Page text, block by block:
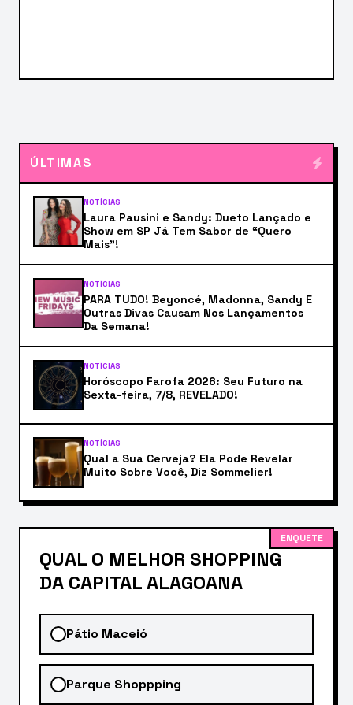
ÚLTIMAS
NOTÍCIAS
Laura Pausini e Sandy: Dueto Lançado e
Show em SP Já Tem Sabor de “Quero
Mais”!
NOTÍCIAS
PARA TUDO! Beyoncé, Madonna, Sandy E
Outras Divas Causam Nos Lançamentos
Da Semana!
NOTÍCIAS
Horóscopo Farofa 2026: Seu Futuro na
Sexta-feira, 7/8, REVELADO!
NOTÍCIAS
Qual a Sua Cerveja? Ela Pode Revelar
Muito Sobre Você, Diz Sommelier!
ENQUETE
QUAL O MELHOR SHOPPING
DA CAPITAL ALAGOANA
Pátio Maceió
Parque Shoppping